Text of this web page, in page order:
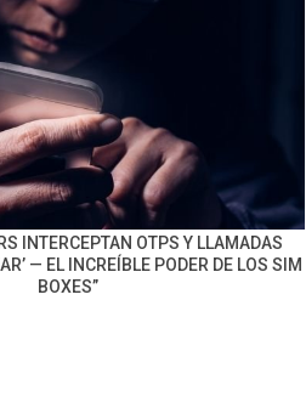
INTERCEPTAN OTPS Y LLAMADAS
— EL INCREÍBLE PODER DE LOS SIM
BOXES”